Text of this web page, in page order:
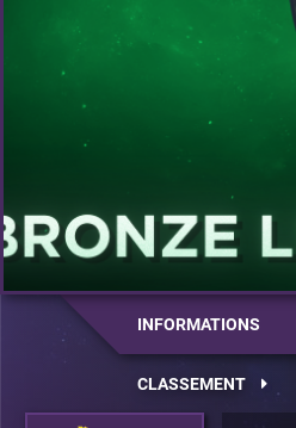
INFORMATIONS
CLASSEMENT